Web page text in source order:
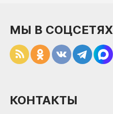
МЫ В СОЦСЕТЯХ
КОНТАКТЫ